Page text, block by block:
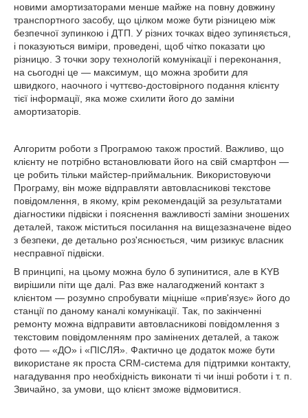
новими амортизаторами менше майже на повну довжину
транспортного засобу, що цілком може бути різницею між
безпечної зупинкою і ДТП. У різних точках відео зупиняється,
і показуються виміри, проведені, щоб чітко показати цю
різницю. З точки зору технологій комунікації і переконання,
на сьогодні це — максимум, що можна зробити для
швидкого, наочного і чуттєво-достовірного подання клієнту
тієї інформації, яка може схилити його до заміни
амортизаторів.
Алгоритм роботи з Програмою також простий. Важливо, що
клієнту не потрібно встановлювати його на свій смартфон —
це робить тільки майстер-приймальник. Використовуючи
Програму, він може відправляти автовласникові текстове
повідомлення, в якому, крім рекомендацій за результатами
діагностики підвіски і пояснення важливості заміни зношених
деталей, також міститься посилання на вищезазначене відео
з безпеки, де детально роз'яснюється, чим ризикує власник
несправної підвіски.
В принципі, на цьому можна було б зупинитися, але в KYB
вирішили піти ще далі. Раз вже налагоджений контакт з
клієнтом — розумно спробувати міцніше «прив'язує» його до
станції по даному каналі комунікації. Так, по закінченні
ремонту можна відправити автовласникові повідомлення з
текстовим повідомленням про замінених деталей, а також
фото — «ДО» і «ПІСЛЯ». Фактично це додаток може бути
використане як проста CRM-система для підтримки контакту,
нагадування про необхідність виконати ті чи інші роботи і т. п.
Звичайно, за умови, що клієнт зможе відмовитися.